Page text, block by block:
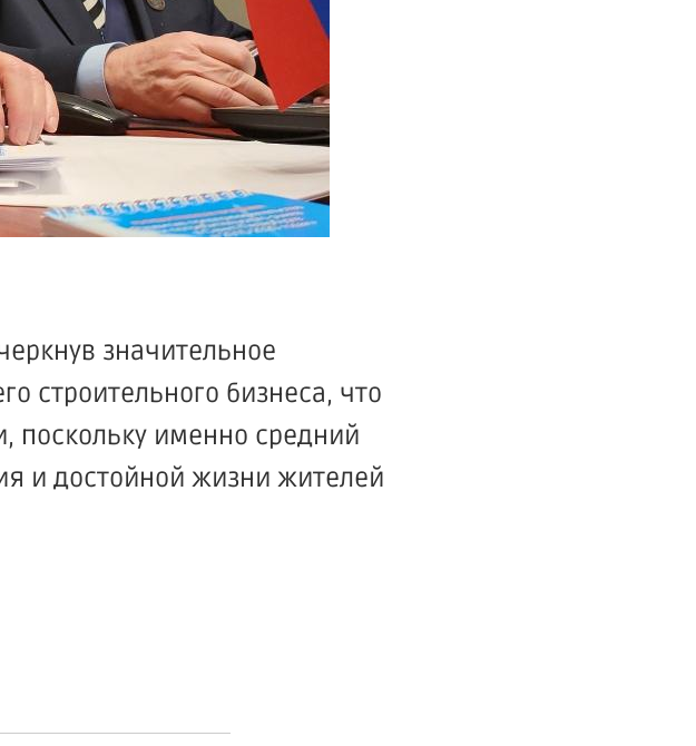
значительное
строительного бизнеса, что
поскольку именно средний
и достойной жизни жителей